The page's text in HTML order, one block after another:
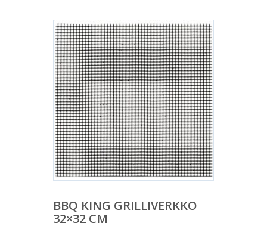
BBQ KING GRILLIVERKKO
32×32 CM